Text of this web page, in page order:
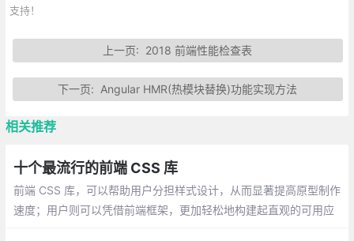
支持！
上一页: 2018 前端性能检查表
下一页: Angular HMR(热模块替换)功能实现方法
相关推荐
十个最流行的前端 CSS 库
前端 CSS 库，可以帮助用户分担样式设计，从而显著提高原型制作
速度；用户则可以凭借前端框架，更加轻松地构建起直观的可用应